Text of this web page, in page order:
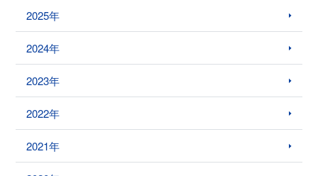
2025年
2024年
2023年
2022年
2021年